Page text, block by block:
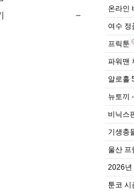
온라인
여수
프릭툰
파워맨
알로홀
뉴토끼
비닉스
기생충
울산
2026
툰코